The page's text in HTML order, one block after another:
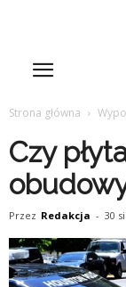
Strona główna
Czy
Przez Redakcja - 30